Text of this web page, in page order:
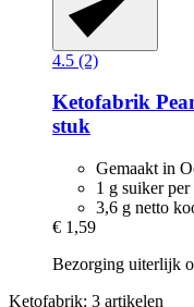
4.5 (2)
Ketofabrik
stuk
Gemaakt in
1 g suiker per
3,6 g netto
€ 1,59
Bezorging uiterlijk
Ketofabrik: 3 artikelen